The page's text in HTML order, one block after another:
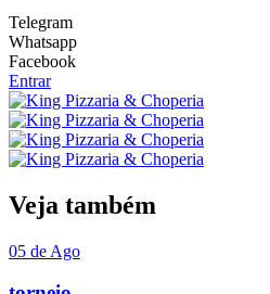
Telegram
Whatsapp
Facebook
Entrar
Veja também
05 de Ago